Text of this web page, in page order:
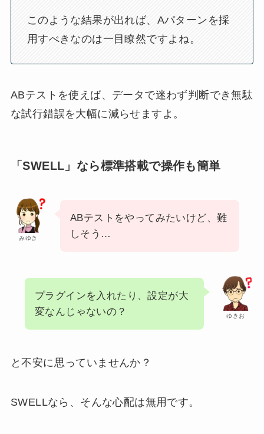
このような結果が出れば、Aパターンを採
用すべきなのは一目瞭然ですよね。
ABテストを使えば、データで迷わず判断でき無駄
な試行錯誤を大幅に減らせますよ。
「SWELL」なら標準搭載で操作も簡単
みゆき
ABテストをやってみたいけど、難
しそう…
ゆきお
プラグインを入れたり、設定が大
変なんじゃないの？
と不安に思っていませんか？
SWELLなら、そんな心配は無用です。